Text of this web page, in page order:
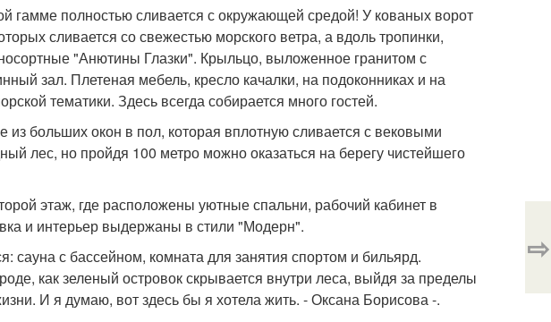
гамме полностью сливается с окружающей средой! У кованых ворот
сливается со свежестью морского ветра, а вдоль тропинки,
"Анютины Глазки". Крыльцо, выложенное гранитом с
зал. Плетеная мебель, кресло качалки, на подоконниках и на
тематики. Здесь всегда собирается много гостей.
из больших окон в пол, которая вплотную сливается с вековыми
лес, но пройдя 100 метро можно оказаться на берегу чистейшего
этаж, где расположены уютные спальни, рабочий кабинет в
и интерьер выдержаны в стили "Модерн".
сауна с бассейном, комната для занятия спортом и бильярд.
как зеленый островок скрывается внутри леса, выйдя за пределы
И я думаю, вот здесь бы я хотела жить. - Оксана Борисова -.
⇨